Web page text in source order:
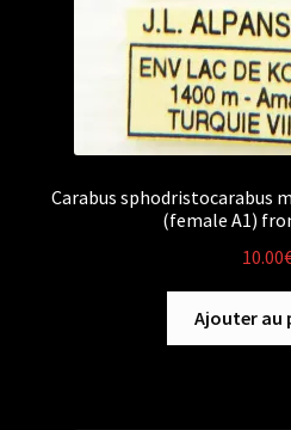
Carabus sphodristocarabus
(female A1)
10.00
Ajouter au